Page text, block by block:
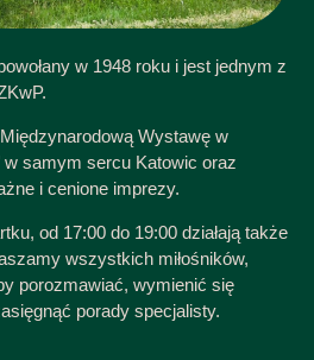
w 1948 roku i jest jednym z
Wystawę w
w samym sercu Katowic oraz
i cenione imprezy.
od 17:00 do 19:00 działają także
wszystkich miłośników,
porozmawiać, wymienić się
porady specjalisty.